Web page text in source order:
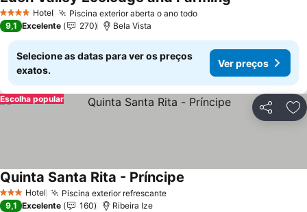
4 EstrelasHotel Piscina exterior aberta o ano todoVer preços
9,1 Excelente 270 Bela Vista
Selecione as datas para ver os preços
exatos.
Ver preços
Partilhar
Escolha popular
3 EstrelasHotel Piscina exterior refrescanteVer preços
Quinta Santa Rita - Príncipe
9,1 Excelente 160 Ribeira Ize